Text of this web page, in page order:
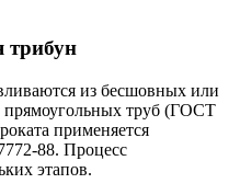
трибун
из бесшовных или
прямоугольных труб (ГОСТ
применяется
88. Процесс
этапов.